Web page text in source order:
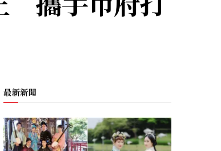
最新新聞